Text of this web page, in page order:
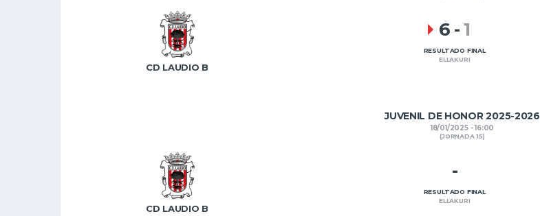
CD LAUDIO B
6 -1
RESULTADO FINAL
ELLAKURI
JUVENIL DE HONOR 2025-2026
18/01/2025 - 16:00
(JORNADA 15)
CD LAUDIO B
-
RESULTADO FINAL
ELLAKURI